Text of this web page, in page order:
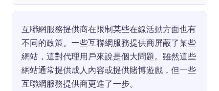
互聯網服務提供商在限制某些在線活動方面也有
不同的政策。一些互聯網服務提供商屏蔽了某些
網站，這對代理用戶來說是個大問題。雖然這些
網站通常提供成人內容或提供賭博遊戲，但一些
互聯網服務提供商更進了一步。